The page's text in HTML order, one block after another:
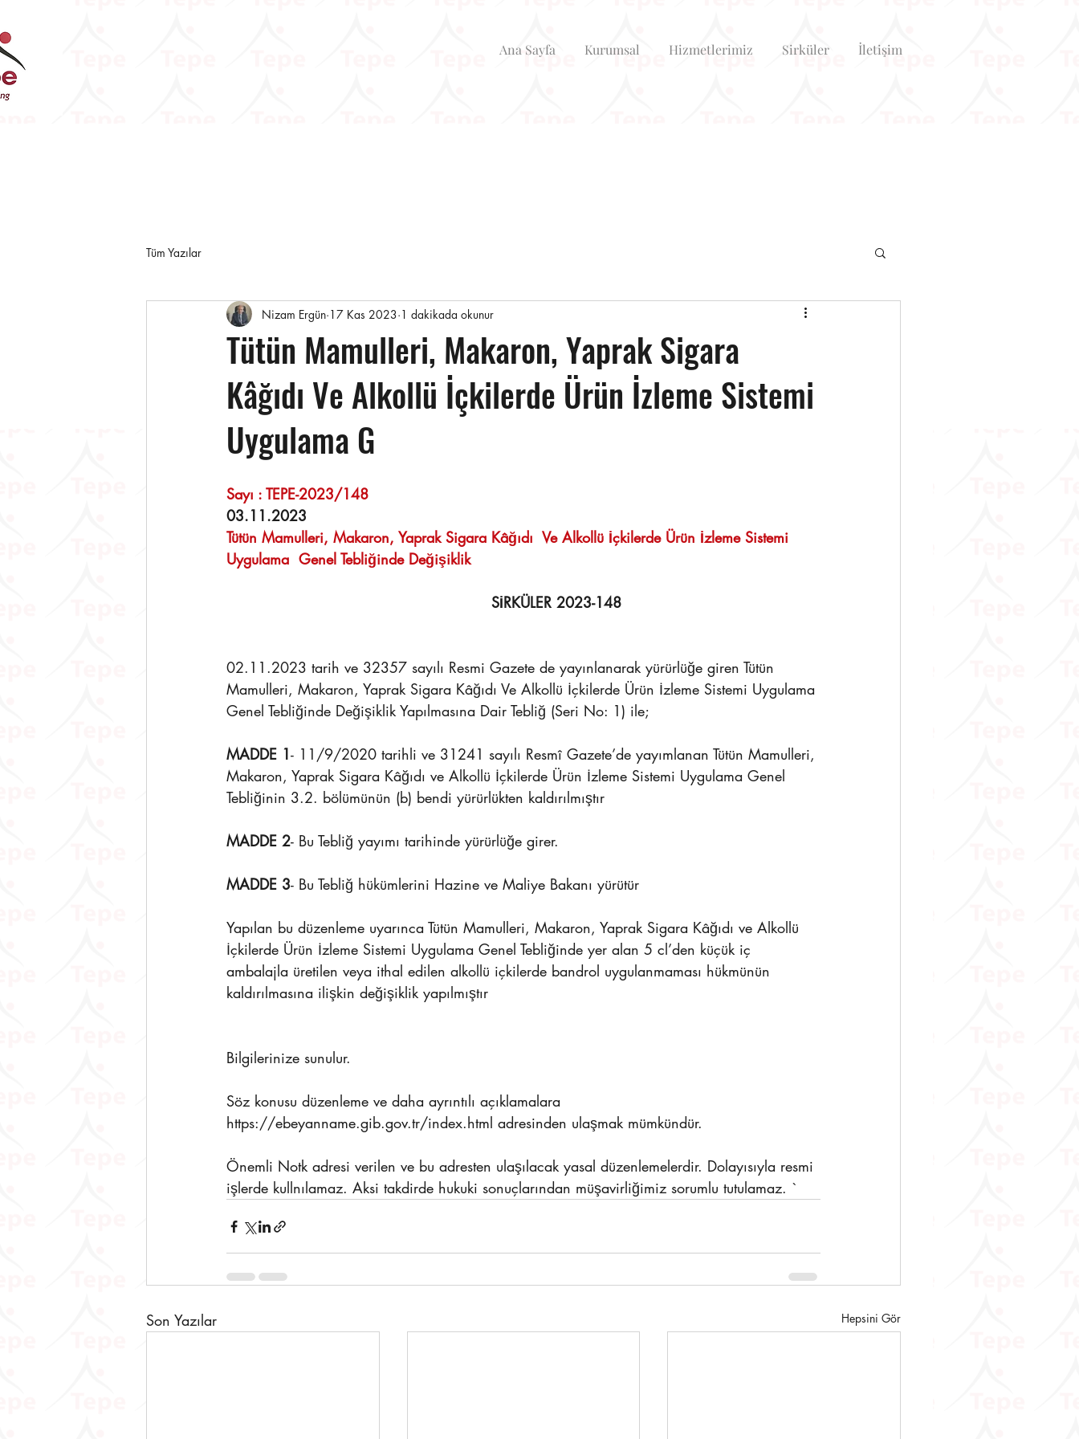
Ana Sayfa Kurumsal Hizmetlerimiz Sirküler İletişim
Tüm Yazılar
Tütün Mamulleri, Makaron, Yaprak Sigara
Kâğıdı Ve Alkollü İçkilerde Ürün İzleme Sistemi
Uygulama G
Nizam Ergün 17 Kas 2023 1 dakikada okunur
03.11.2023
Tütün Mamulleri, Makaron, Yaprak Sigara Kâğıdı  Ve Alkollü İçkilerde Ürün İzleme Sistemi
Uygulama  Genel Tebliğinde Değişiklik
SİRKÜLER 2023-148
02.11.2023 tarih ve 32357 sayılı Resmi Gazete de yayınlanarak yürürlüğe giren Tütün
Mamulleri, Makaron, Yaprak Sigara Kâğıdı Ve Alkollü İçkilerde Ürün İzleme Sistemi Uygulama
Genel Tebliğinde Değişiklik Yapılmasına Dair Tebliğ (Seri No: 1) ile;
MADDE 1- 11/9/2020 tarihli ve 31241 sayılı Resmî Gazete’de yayımlanan Tütün Mamulleri,
Makaron, Yaprak Sigara Kâğıdı ve Alkollü İçkilerde Ürün İzleme Sistemi Uygulama Genel
Tebliğinin 3.2. bölümünün (b) bendi yürürlükten kaldırılmıştır
MADDE 2- Bu Tebliğ yayımı tarihinde yürürlüğe girer.
MADDE 3- Bu Tebliğ hükümlerini Hazine ve Maliye Bakanı yürütür
Yapılan bu düzenleme uyarınca Tütün Mamulleri, Makaron, Yaprak Sigara Kâğıdı ve Alkollü
İçkilerde Ürün İzleme Sistemi Uygulama Genel Tebliğinde yer alan 5 cl’den küçük iç
ambalajla üretilen veya ithal edilen alkollü içkilerde bandrol uygulanmaması hükmünün
kaldırılmasına ilişkin değişiklik yapılmıştır
Bilgilerinize sunulur.
Söz konusu düzenleme ve daha ayrıntılı açıklamalara
https://ebeyanname.gib.gov.tr/index.html adresinden ulaşmak mümkündür.
Önemli Notk adresi verilen ve bu adresten ulaşılacak yasal düzenlemelerdir. Dolayısıyla resmi
işlerde kullnılamaz. Aksi takdirde hukuki sonuçlarından müşavirliğimiz sorumlu tutulamaz. `
Son Yazılar Hepsini Gör